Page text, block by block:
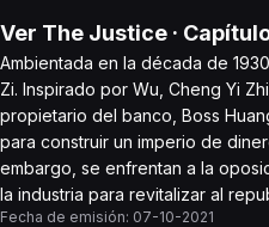
Ver The Justice ·
Ambientada en la década de
Zi. Inspirado por Wu, Cheng Yi
propietario del banco, Boss
para construir un imperio de
embargo, se enfrentan a la
la industria para revitalizar al
Fecha de emisión: 07-10-2021